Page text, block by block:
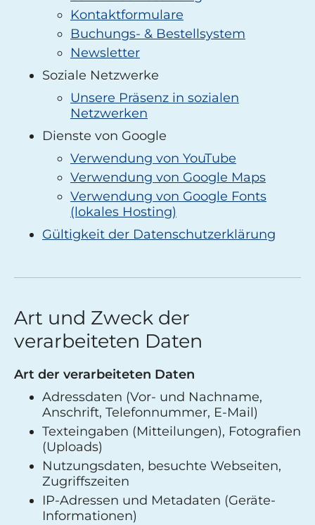
Kontaktformulare
Buchungs- & Bestellsystem
Newsletter
Soziale Netzwerke
Unsere Präsenz in sozialen
Netzwerken
Dienste von Google
Verwendung von YouTube
Verwendung von Google Maps
Verwendung von Google Fonts
(lokales Hosting)
Gültigkeit der Datenschutzerklärung
Art und Zweck der
verarbeiteten Daten
Art der verarbeiteten Daten
Adressdaten (Vor- und Nachname,
Anschrift, Telefonnummer, E-Mail)
Texteingaben (Mitteilungen), Fotografien
(Uploads)
Nutzungsdaten, besuchte Webseiten,
Zugriffszeiten
IP-Adressen und Metadaten (Geräte-
Informationen)